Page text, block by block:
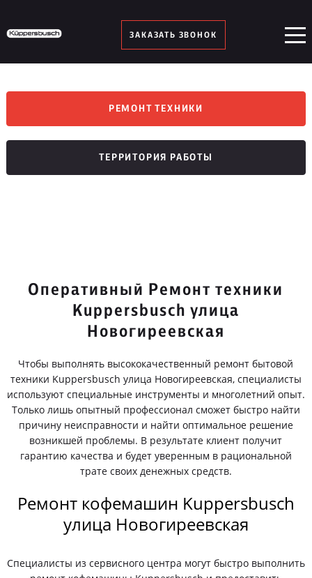
ЗАКАЗАТЬ ЗВОНОК
РЕМОНТ ТЕХНИКИ
ТЕРРИТОРИЯ РАБОТЫ
Оперативный Ремонт техники
Kuppersbusch улица
Новогиреевская
Чтобы выполнять высококачественный ремонт бытовой
техники Kuppersbusch улица Новогиреевская, специалисты
используют специальные инструменты и многолетний опыт.
Только лишь опытный профессионал сможет быстро найти
причину неисправности и найти оптимальное решение
возникшей проблемы. В результате клиент получит
гарантию качества и будет уверенным в рациональной
трате своих денежных средств.
Ремонт кофемашин Kuppersbusch
улица Новогиреевская
Специалисты из сервисного центра могут быстро выполнить